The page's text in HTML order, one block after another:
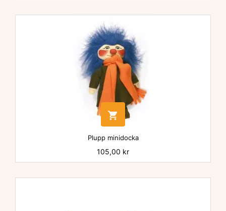

Plupp minidocka
Pris
105,00 kr